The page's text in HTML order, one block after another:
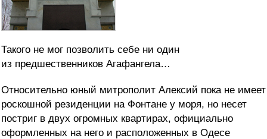
Такого не мог позволить себе ни один
из предшественников Агафангела…
Относительно юный митрополит Алексий пока не имеет
роскошной резиденции на Фонтане у моря, но несет
постриг в двух огромных квартирах, официально
оформленных на него и расположенных в Одесе